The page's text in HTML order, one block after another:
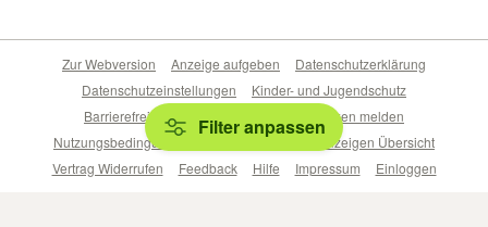
Filter anpassen
Zur Webversion Anzeige aufgeben
Datenschutzerklärung
Datenschutzeinstellungen
Kinder- und Jugendschutz
Barrierefreiheitserklärung
Sicherheitslücken melden
Nutzungsbedingungen
Beliebte Suchen
Anzeigen Übersicht
Vertrag Widerrufen
Feedback Hilfe Impressum Einloggen